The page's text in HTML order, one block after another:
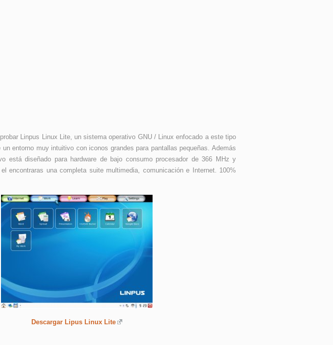
Linpus Linux Lite, un sistema operativo GNU / Linux enfocado a este tipo
entorno muy intuitivo con iconos grandes para pantallas pequeñas. Además
está diseñado para hardware de bajo consumo procesador de 366 MHz y
encontraras una completa suite multimedia, comunicación e Internet. 100%
Descargar Lipus Linux Lite